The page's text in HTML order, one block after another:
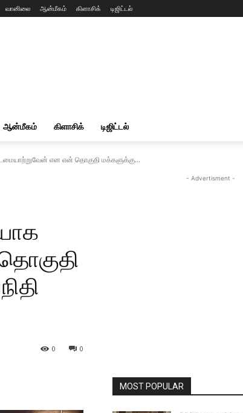
வானிலை ஆன்மீகம் கிளாசிக் டிஜிட்டல்
ஆன்மீகம் கிளாசிக் டிஜிட்டல்
என என் தொகுதி மக்களுக்கு...
0
0
- Advertisment -
MOST POPULAR